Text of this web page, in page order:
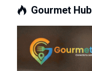
Gourmet Hub